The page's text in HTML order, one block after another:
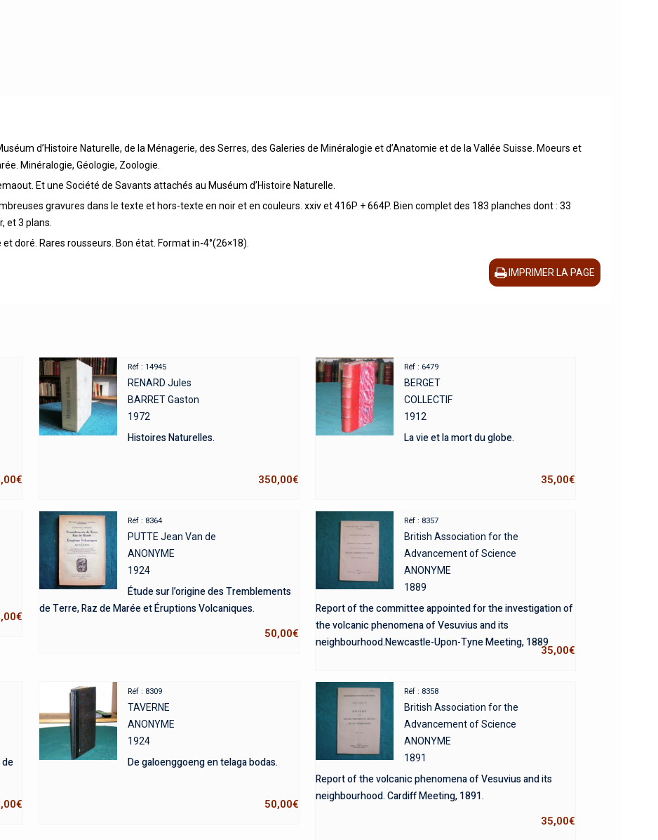
d’Histoire Naturelle, de la Ménagerie, des Serres, des Galeries de Minéralogie et d’Anatomie et de la Vallée Suisse. Moeurs et
Minéralogie, Géologie, Zoologie.
Et une Société de Savants attachés au Muséum d’Histoire Naturelle.
gravures dans le texte et hors-texte en noir et en couleurs. xxiv et 416P + 664P. Bien complet des 183 planches dont : 33
et 3 plans.
doré. Rares rousseurs. Bon état. Format in-4°(26×18).
IMPRIMER LA PAGE
€
Réf : 14945
RENARD Jules
BARRET Gaston
1972
Histoires Naturelles.
350,00€
Réf : 6479
BERGET
COLLECTIF
1912
La vie et la mort du globe.
35,00€
€
Réf : 8364
PUTTE Jean Van de
ANONYME
1924
Étude sur l’origine des Tremblements
de Terre, Raz de Marée et Éruptions Volcaniques.
50,00€
Réf : 8357
British Association for the
Advancement of Science
ANONYME
1889
Report of the committee appointed for the investigation of
the volcanic phenomena of Vesuvius and its
neighbourhood.Newcastle-Upon-Tyne Meeting, 1889
35,00€
€
Réf : 8309
TAVERNE
ANONYME
1924
De galoenggoeng en telaga bodas.
50,00€
Réf : 8358
British Association for the
Advancement of Science
ANONYME
1891
Report of the volcanic phenomena of Vesuvius and its
neighbourhood. Cardiff Meeting, 1891.
35,00€